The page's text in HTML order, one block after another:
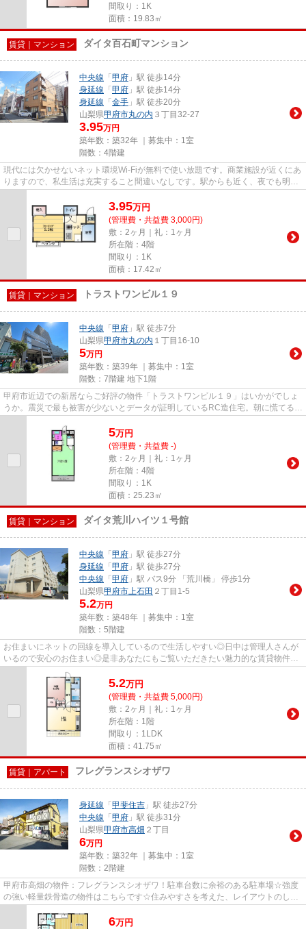
間取り：1K
面積：19.83㎡
賃貸｜マンション ダイタ百石町マンション
中央線 「 甲府 」駅 徒歩14分
身延線 「 甲府 」駅 徒歩14分
身延線 「 金手 」駅 徒歩20分
山梨県甲府市丸の内 ３丁目32-27
3.95万円
築年数：築32年 ｜募集中： 1室
階数：4階建
現代には欠かせないネット環境Wi-Fiが無料で使い放題です。商業施設が近くにあ
りますので、私生活は充実すること間違いなしです。駅からも近く、夜でも明る
3.95万円
(管理費・共益費 3,000円)
敷：2ヶ月｜礼：1ヶ月
所在階：4階
間取り：1K
面積：17.42㎡
賃貸｜マンション トラストワンビル１９
中央線 「 甲府 」駅 徒歩7分
山梨県甲府市丸の内 １丁目16-10
5万円
築年数：築39年 ｜募集中： 1室
階数：7階建 地下1階
甲府市近辺での新居ならご好評の物件「トラストワンビル１９」はいかがでしょ
うか。震災で最も被害が少ないとデータが証明しているRC造住宅。朝に慌てるこ
5万円
(管理費・共益費 -)
敷：2ヶ月｜礼：1ヶ月
所在階：4階
間取り：1K
面積：25.23㎡
賃貸｜マンション ダイタ荒川ハイツ１号館
中央線 「 甲府 」駅 徒歩27分
身延線 「 甲府 」駅 徒歩27分
中央線 「 甲府 」駅 バス9分 「荒川橋」 停歩1分
山梨県甲府市上石田 ２丁目1-5
5.2万円
築年数：築48年 ｜募集中： 1室
階数：5階建
お住まいにネットの回線を導入しているので生活しやすい◎日中は管理人さんが
いるので安心のお住まい◎是非あなたにもご覧いただきたい魅力的な賃貸物件◎
よくパソコンを利用する方やスマ...
5.2万円
(管理費・共益費 5,000円)
敷：2ヶ月｜礼：1ヶ月
所在階：1階
間取り：1LDK
面積：41.75㎡
賃貸｜アパート フレグランスシオザワ
身延線 「 甲斐住吉 」駅 徒歩27分
中央線 「 甲府 」駅 徒歩31分
山梨県甲府市高畑 ２丁目
6万円
築年数：築32年 ｜募集中： 1室
階数：2階建
甲府市高畑の物件：フレグランスシオザワ！駐車台数に余裕のある駐車場☆強度
の強い軽量鉄骨造の物件はこちらです☆住みやすさを考えた、レイアウトのしが
6万円